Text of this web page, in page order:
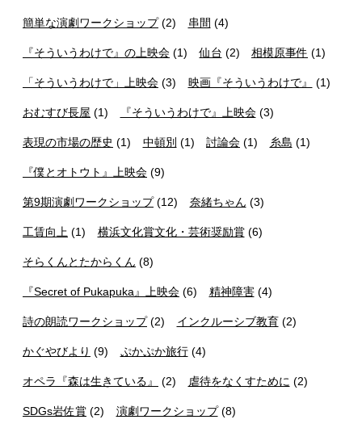
簡単な演劇ワークショップ(2) 串間 (4)
『そういうわけで』の上映会 (1) 仙台 (2) 相模原事件 (1)
「そういうわけで」上映会 (3) 映画『そういうわけで』 (1)
おむすび長屋 (1) 『そういうわけで』上映会(3)
表現の市場の歴史 (1) 中頓別 (1) 討論会 (1) 糸島 (1)
『僕とオトウト』上映会 (9)
第9期演劇ワークショップ(12) 奈緒ちゃん (3)
工賃向上 (1) 横浜文化賞文化・芸術奨励賞(6)
そらくんとたからくん (8)
『Secret of Pukapuka』上映会 (6) 精神障害(4)
詩の朗読ワークショップ(2) インクルーシブ教育(2)
かぐやびより (9) ぷかぷか旅行(4)
オペラ『森は生きている』 (2) 虐待をなくすために (2)
SDGs岩佐賞 (2) 演劇ワークショップ(8)